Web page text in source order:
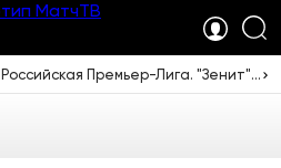
16:30 Футбол. Альфа-Банк Российская Премьер-Лига. "Зенит" (Санкт-Петербург) - "Родина" (Москва). Прямая трансляция